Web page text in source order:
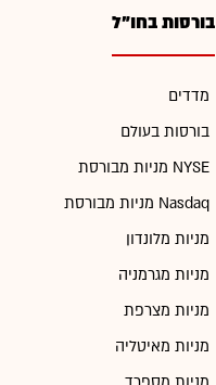
בורסות בחו"ל
מדדים
בורסות בעולם
מניות מבורסת NYSE
מניות מבורסת Nasdaq
מניות מלונדון
מניות מגרמניה
מניות מצרפת
מניות מאיטליה